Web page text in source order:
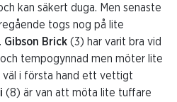
kan säkert duga. Men senaste
togs nog på lite
Gibson Brick (3) har varit bra vid
tempogynnad men möter lite
väl i första hand ett vettigt
(8) är van att möta lite tuffare